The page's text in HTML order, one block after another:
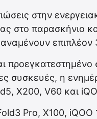
στην
στο παρασκήνιο
συσκευές, η
X200, V60 και
Pro, X100, iQOO